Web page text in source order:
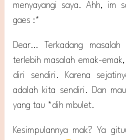
menyayangi saya. Ahh, im
gaes :*
Dear… Terkadang
terlebih masalah emak-
diri sendiri. Karena
adalah kita sendiri. Dan
yang tau *dih mbulet.
Kesimpulannya mak? Ya